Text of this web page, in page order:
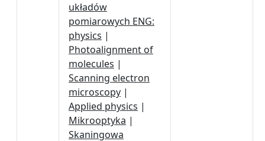
układów
pomiarowych ENG:
physics |
Photoalignment of
molecules |
Scanning electron
microscopy |
Applied physics |
Mikrooptyka |
Skaningowa